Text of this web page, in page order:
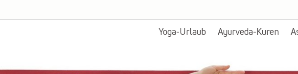
Yoga-Urlaub Ayurveda-Kuren